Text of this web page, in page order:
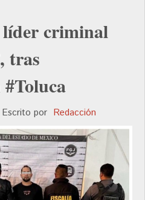
criminal
tras
Escrito por Redacción